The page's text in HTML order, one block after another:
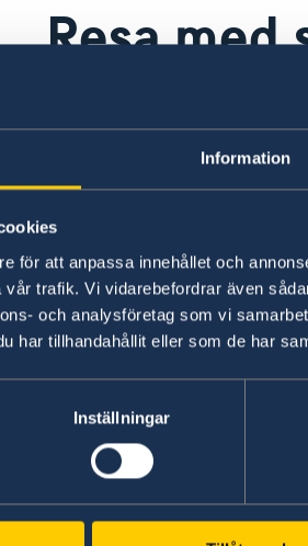
Information
för att anpassa innehållet och
trafik. Vi vidarebefordrar även
och analysföretag som vi
har tillhandahållit eller som de har
Inställningar
Resa med
Detta gäller för dig som
Kroatien. Det finns
tobak. Sådant snus är
information kontakta
Senast uppdaterad 27 apr.